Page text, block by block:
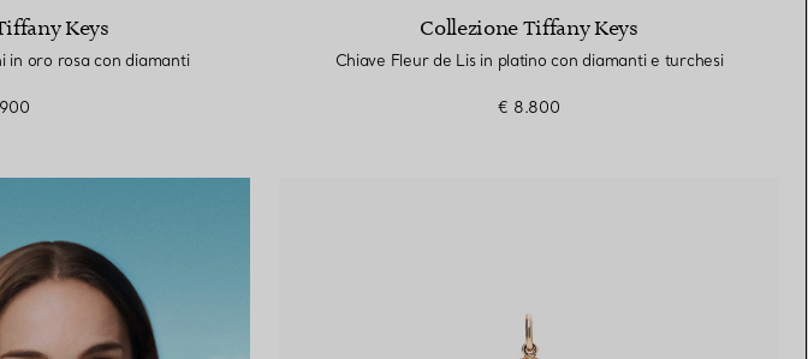
Keys
in oro rosa con diamanti
Collezione Tiffany Keys
Chiave Fleur de Lis in platino con diamanti e turchesi
€ 8.800